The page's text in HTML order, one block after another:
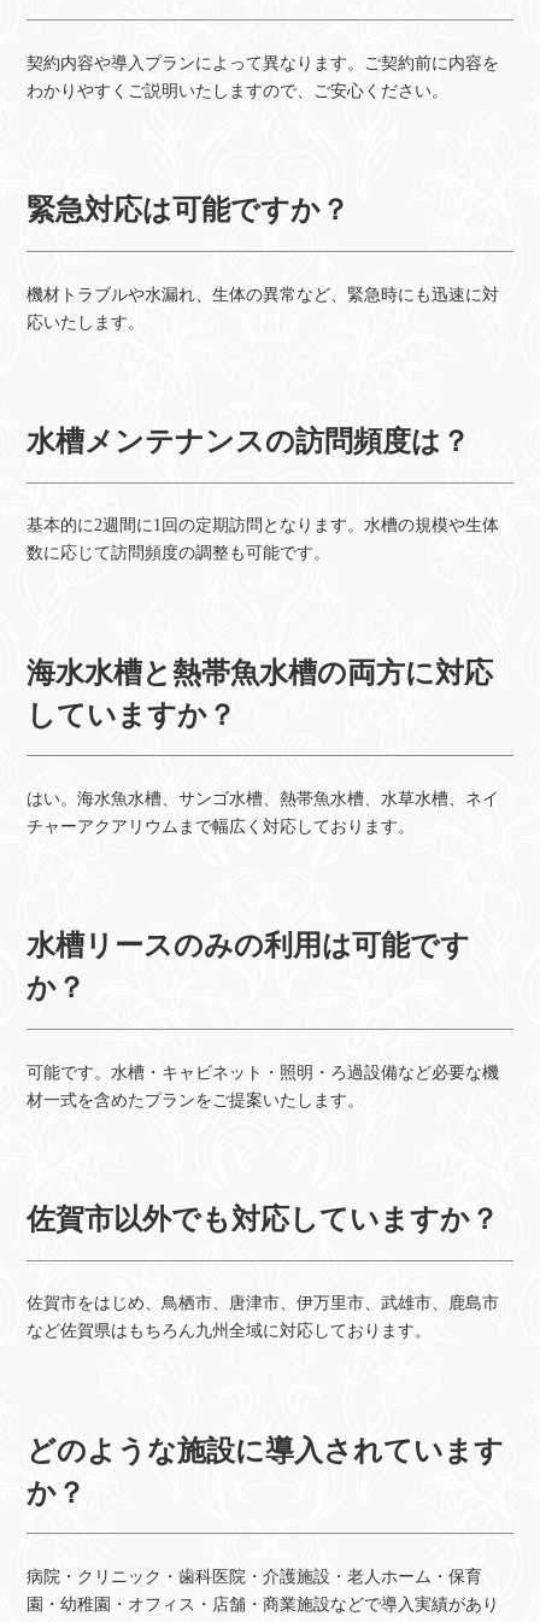
契約内容や導入プランによって異なります。ご契約前に内容を
わかりやすくご説明いたしますので、ご安心ください。
緊急対応は可能ですか？
機材トラブルや水漏れ、生体の異常など、緊急時にも迅速に対
応いたします。
水槽メンテナンスの訪問頻度は？
基本的に2週間に1回の定期訪問となります。水槽の規模や生体
数に応じて訪問頻度の調整も可能です。
海水水槽と熱帯魚水槽の両方に対応
していますか？
はい。海水魚水槽、サンゴ水槽、熱帯魚水槽、水草水槽、ネイ
チャーアクアリウムまで幅広く対応しております。
水槽リースのみの利用は可能です
か？
可能です。水槽・キャビネット・照明・ろ過設備など必要な機
材一式を含めたプランをご提案いたします。
佐賀市以外でも対応していますか？
佐賀市をはじめ、鳥栖市、唐津市、伊万里市、武雄市、鹿島市
など佐賀県はもちろん九州全域に対応しております。
どのような施設に導入されています
か？
病院・クリニック・歯科医院・介護施設・老人ホーム・保育
園・幼稚園・オフィス・店舗・商業施設などで導入実績があり